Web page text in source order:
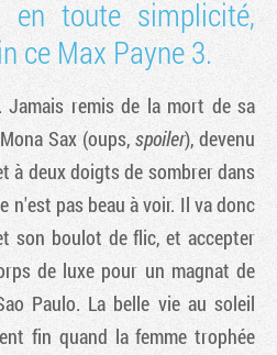
en toute simplicité,
ce Max Payne 3.
remis de la mort de sa
Sax (oups, spoiler), devenu
à deux doigts de sombrer dans
n'est pas beau à voir. Il va donc
son boulot de flic, et accepter
de luxe pour un magnat de
Paulo. La belle vie au soleil
fin quand la femme trophée